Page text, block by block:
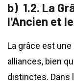
1.2. La
l'Ancien et
La grâce est
alliances, bien
distinctes. Dans